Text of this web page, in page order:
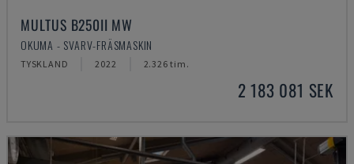
MULTUS B250II MW
OKUMA - SVARV-FRÄSMASKIN
TYSKLAND 2022 2.326 tim.
2 183 081 SEK